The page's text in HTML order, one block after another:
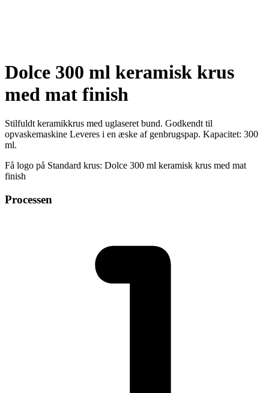
Dolce 300 ml keramisk krus
med mat finish
Stilfuldt keramikkrus med uglaseret bund. Godkendt til
opvaskemaskine Leveres i en æske af genbrugspap. Kapacitet: 300
ml.
Få logo på Standard krus: Dolce 300 ml keramisk krus med mat
finish
Processen